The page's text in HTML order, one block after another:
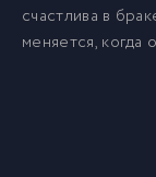
счастлива в
меняется, когда